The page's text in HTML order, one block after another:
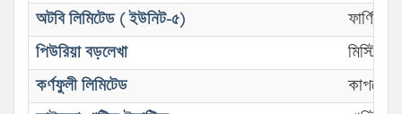
অটবি লিমিটেড ( ইউনিট-৫)
ফার্ণিচার
পিউরিয়া বড়লেখা
মিস্টির
কর্ণফুলী লিমিটেড
কাপড়ের